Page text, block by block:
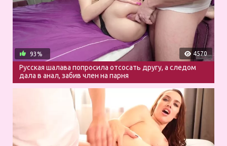
4570
93%
Русская шалава попросила отсосать другу, а следом
дала в анал, забив член на парня